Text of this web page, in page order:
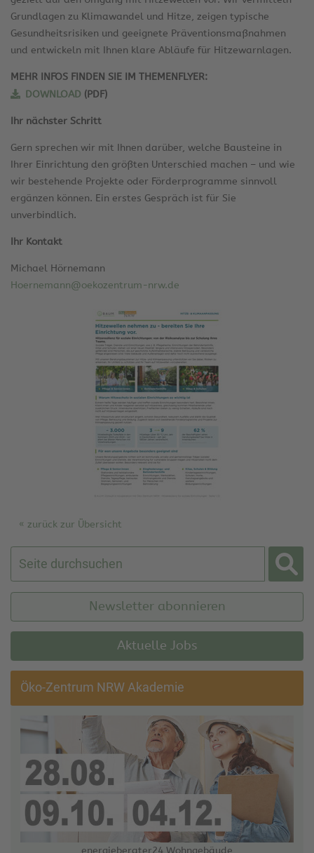
Grundlagen zu Klimawandel und Hitze, zeigen typische
Gesundheitsrisiken und geeignete Präventionsmaßnahmen
und entwickeln mit Ihnen klare Abläufe für Hitzewarnlagen.
MEHR INFOS FINDEN SIE IM THEMENFLYER:
DOWNLOAD (PDF)
Ihr nächster Schritt
Gern sprechen wir mit Ihnen darüber, welche Bausteine in
Ihrer Einrichtung den größten Unterschied machen – und wie
wir bestehende Projekte oder Förderprogramme sinnvoll
ergänzen können. Ein erstes Gespräch ist für Sie
unverbindlich.
Ihr Kontakt
Michael Hörnemann
Hoernemann@oekozentrum-nrw.de
« zurück zur Übersicht
Newsletter abonnieren
Aktuelle Jobs
Öko-Zentrum NRW Akademie
energieberater24 Wohngebäude